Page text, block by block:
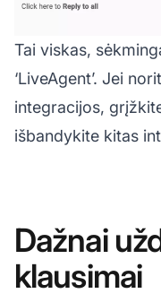
Tai viskas,
‘LiveAgent’. Jei
integracijos,
išbandykite kitas
Dažnai
klausimai